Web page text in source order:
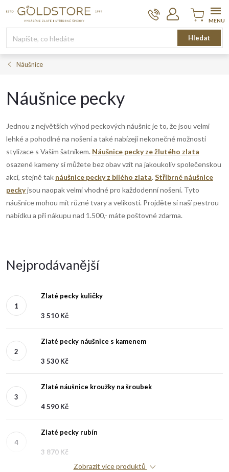
Hledat
Nákupní
košík
Náušnice
Náušnice pecky
Jednou z největších výhod peckových náušnic je to, že jsou velmi
lehké a pohodlné na nošení a také nabízejí nekonečné možnosti
stylizace s Vaším šatníkem. Náušnice pecky ze žlutého zlata
osazené kameny si můžete bez obav vzít na jakoukoliv společenskou
akci, stejně tak náušnice pecky z bílého zlata. Stříbrné náušnice
peckyjsou naopak velmi vhodné pro každodenní nošení. Tyto
náušnice mohou mít různé tvary a velikosti. Projděte si naší pestrou
nabídku a při nákupu nad 1.500,- máte poštovné zdarma.
Nejprodávanější
Zlaté pecky kuličky
3 510 Kč
Zlaté pecky náušnice s kamenem
3 530 Kč
Zlaté náušnice kroužky na šroubek
4 590 Kč
Zlaté pecky rubín
3 870 Kč
Zobrazit více produktů